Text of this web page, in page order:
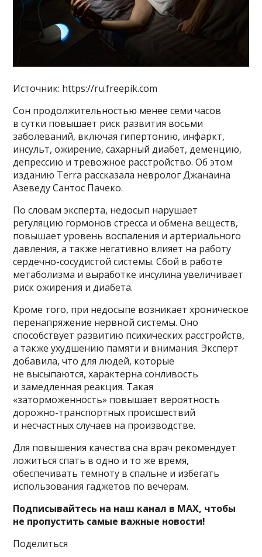
Источник: https://ru.freepik.com
Сон продолжительностью менее семи часов
в сутки повышает риск развития восьми
заболеваний, включая гипертонию, инфаркт,
инсульт, ожирение, сахарный диабет, деменцию,
депрессию и тревожное расстройство. Об этом
изданию Terra рассказала невролог Джанаина
Азеведу Сантос Пачеко.
По словам эксперта, недосып нарушает
регуляцию гормонов стресса и обмена веществ,
повышает уровень воспаления и артериального
давления, а также негативно влияет на работу
сердечно-сосудистой системы. Сбой в работе
метаболизма и выработке инсулина увеличивает
риск ожирения и диабета.
Кроме того, при недосыпе возникает хроническое
перенапряжение нервной системы. Оно
способствует развитию психических расстройств,
а также ухудшению памяти и внимания. Эксперт
добавила, что для людей, которые
не высыпаются, характерна сонливость
и замедленная реакция. Такая
«заторможенность» повышает вероятность
дорожно-транспортных происшествий
и несчастных случаев на производстве.
Для повышения качества сна врач рекомендует
ложиться спать в одно и то же время,
обеспечивать темноту в спальне и избегать
использования гаджетов по вечерам.
Подписывайтесь на наш канал в MAX, чтобы
не пропустить самые важные новости!
Поделиться